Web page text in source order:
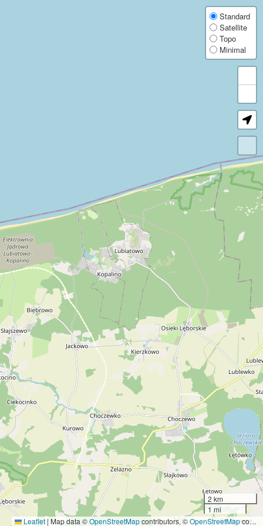
Explore more than 430,000 wind turbines worldwide with this free interactive
The map is useful for wind energy professionals, researchers, local
Coverage and attribute completeness vary by region because the dataset is
Privacy informationImpressum
Explore 430,000+ wind turbines worldwide. Get detailed data on manufacturer,
Weltweite Karte mit über 430.000 Windkraftanlagen. Details zu Hersteller,
Carte mondiale de plus de 430 000 éoliennes. Détails sur le fabricant,
Mapa mundial con más de 430.000 aerogeneradores. Datos de OpenStreetMap
Mappa mondiale con oltre 430.000 turbine eoliche. Dati OpenStreetMap su
Wereldkaart met meer dan 430.000 windturbines. OpenStreetMap-gegevens
Mapa świata z ponad 430 000 turbin wiatrowych. Dane z OpenStreetMap o
世界中の43万基以上の風車を掲載した地図です。製造元、運営者、定格出力、寸
全球风机地图，收录超过 43 万台风机。查看来自 OpenStreetMap 的制造商、运营
Карта мира с более чем 430 000 ветротурбин. Подробные данные
Карта світу з понад 430 000 вітротурбін. Детальні дані OpenStreetMap про
Standard
Satellite
Topo
Minimal
2 km
1 mi
Leaflet | Map data ©OpenStreetMapcontributors, ©OpenStreetMapcontributors